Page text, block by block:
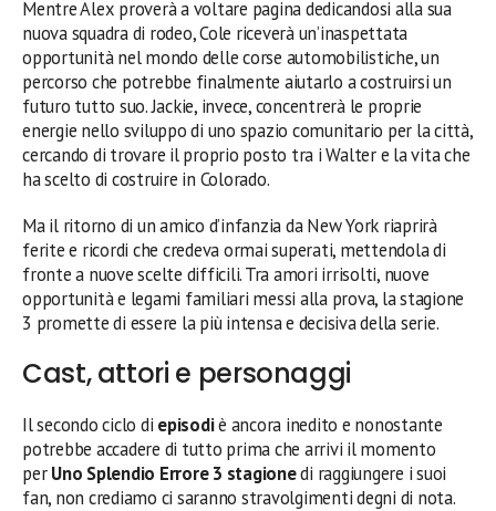
Mentre Alex proverà a voltare pagina dedicandosi alla sua
nuova squadra di rodeo, Cole riceverà un’inaspettata
opportunità nel mondo delle corse automobilistiche, un
percorso che potrebbe finalmente aiutarlo a costruirsi un
futuro tutto suo. Jackie, invece, concentrerà le proprie
energie nello sviluppo di uno spazio comunitario per la città,
cercando di trovare il proprio posto tra i Walter e la vita che
ha scelto di costruire in Colorado.
Ma il ritorno di un amico d’infanzia da New York riaprirà
ferite e ricordi che credeva ormai superati, mettendola di
fronte a nuove scelte difficili. Tra amori irrisolti, nuove
opportunità e legami familiari messi alla prova, la stagione
3 promette di essere la più intensa e decisiva della serie.
Cast, attori e personaggi
Il secondo ciclo di episodiè ancora inedito e nonostante
potrebbe accadere di tutto prima che arrivi il momento
perUno Splendio Errore 3 stagionedi raggiungere i suoi
fan, non crediamo ci saranno stravolgimenti degni di nota.